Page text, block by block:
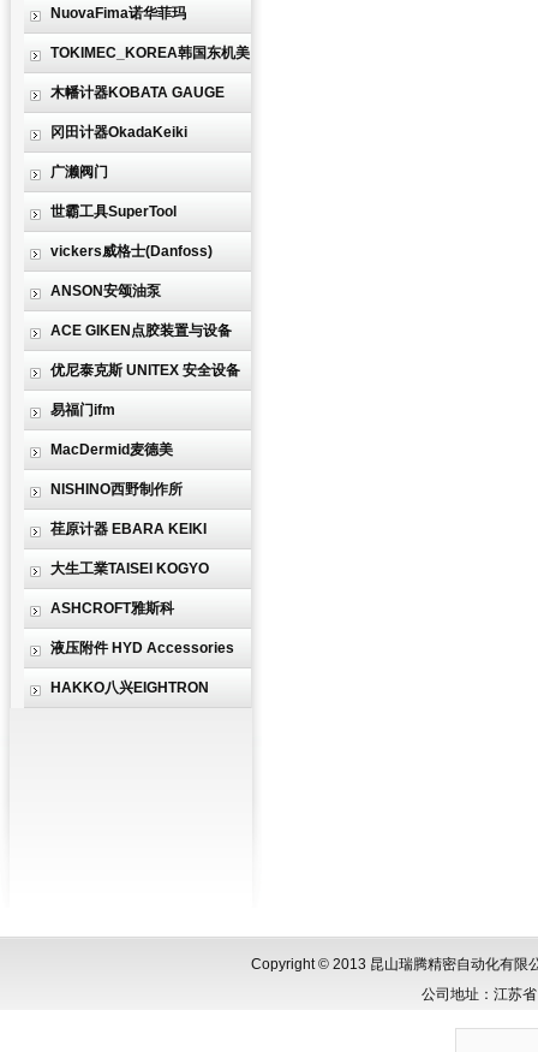
NuovaFima诺华菲玛
TOKIMEC_KOREA韩国东机美
木幡计器KOBATA GAUGE
冈田计器OkadaKeiki
广濑阀门
世霸工具SuperTool
vickers威格士(Danfoss)
ANSON安颂油泵
ACE GIKEN点胶装置与设备
优尼泰克斯 UNITEX 安全设备
易福门ifm
MacDermid麦德美
NISHINO西野制作所
荏原计器 EBARA KEIKI
大生工業TAISEI KOGYO
ASHCROFT雅斯科
液压附件 HYD Accessories
HAKKO八兴EIGHTRON
Copyright © 2013 昆山瑞腾精密自动化有限
公司地址：江苏